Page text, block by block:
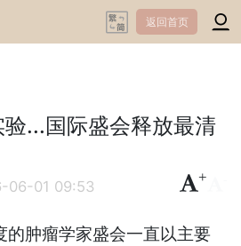
返回首页
...国际盛会释放最清
06-01 09:53
+
的肿瘤学家盛会一直以主要